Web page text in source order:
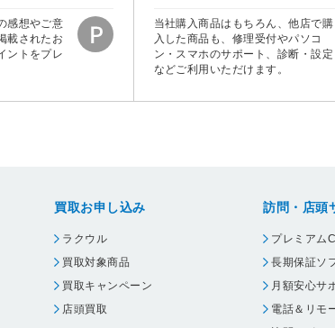
感想やご意
載されたお
ントをプレ
当社購入商品はもちろん、他店で購
入した商品も、修理受付やパソコ
ン・スマホのサポート、診断・設定
などご利用いただけます。
買取お申し込み
ラクウル
買取対象商品
買取キャンペーン
店頭買取
訪問・店頭
プレミアム
長期保証ソ
月額安心サ
電話＆リモ